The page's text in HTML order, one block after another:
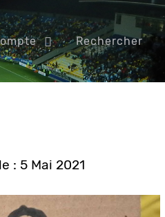
Rechercher
: 5 Mai 2021